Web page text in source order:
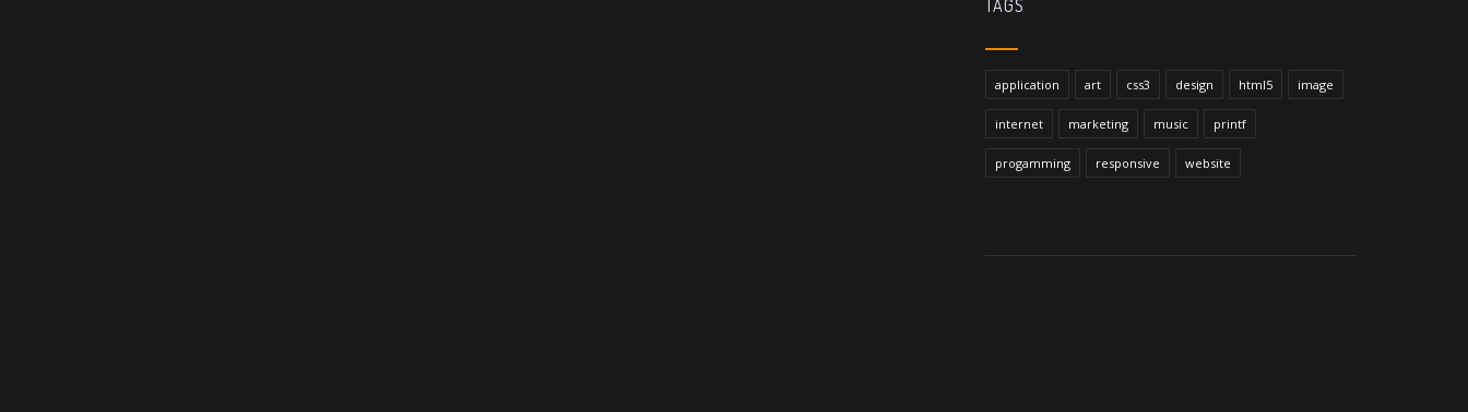
TAGS
application art css3 design html5 image
internet marketing music printf
progamming responsive website